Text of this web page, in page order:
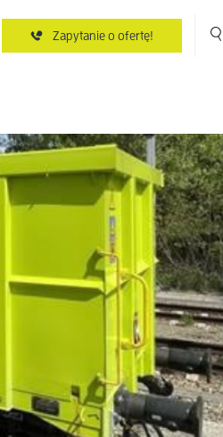
Zapytanie o ofertę!